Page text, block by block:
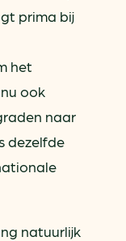
prima bij
het
ook
naar
dezelfde
natuurlijk